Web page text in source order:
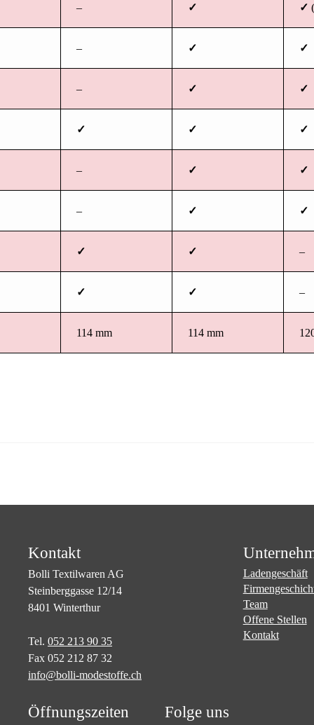
– ✓ ✓
– ✓ ✓
– ✓ ✓
✓ ✓ ✓
– ✓ ✓
– ✓ ✓
✓ ✓ –
✓ ✓ –
114 mm 114 mm
Kontakt
Bolli Textilwaren AG
Steinberggasse 12/14
8401 Winterthur
Tel. 052 213 90 35
Fax 052 212 87 32
info@bolli-modestoffe.ch
Öffnungszeiten Folge uns
Ladengeschäft
Team
Offene Stellen
Kontakt